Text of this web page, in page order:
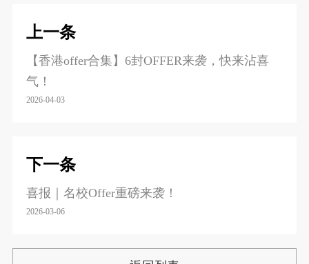
上一条
【香港offer合集】6封OFFER来袭，快来沾喜
气！
2026-04-03
下一条
喜报｜名校Offer重磅来袭！
2026-03-06